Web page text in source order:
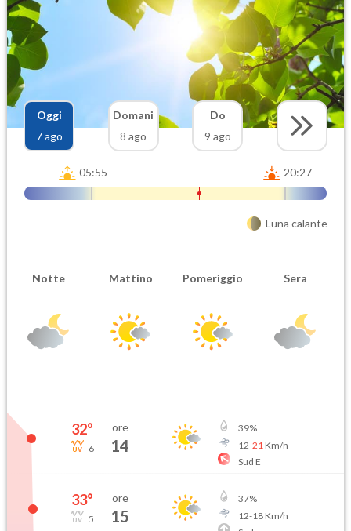
Oggi
7 ago
Domani
8 ago
Do
9 ago
05:55 20:27
Luna calante
Notte Mattino Pomeriggio Sera
32°
6
ore
14
39%
12-21 Km/h
Sud E
33°
5
ore
15
37%
12-18Km/h